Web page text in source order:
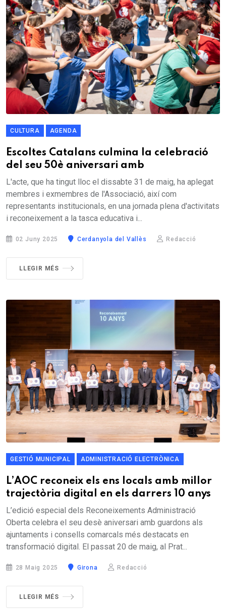
CULTURA AGENDA
Escoltes Catalans culmina la celebració
del seu 50è aniversari amb
L'acte, que ha tingut lloc el dissabte 31 de maig, ha aplegat
membres i exmembres de l'Associació, així com
representants institucionals, en una jornada plena d'activitats
i reconeixement a la tasca educativa i...
02 Juny 2025 Cerdanyola del Vallès Redacció
LLEGIR MÉS
GESTIÓ MUNICIPAL ADMINISTRACIÓ ELECTRÒNICA
L’AOC reconeix els ens locals amb millor
trajectòria digital en els darrers 10 anys
L’edició especial dels Reconeixements Administració
Oberta celebra el seu desè aniversari amb guardons als
ajuntaments i consells comarcals més destacats en
transformació digital. El passat 20 de maig, al Prat...
28 Maig 2025 Girona Redacció
LLEGIR MÉS